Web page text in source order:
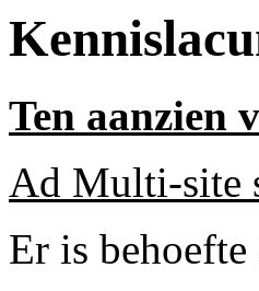
Ten aanzien
Ad Multi-site
Er is behoefte